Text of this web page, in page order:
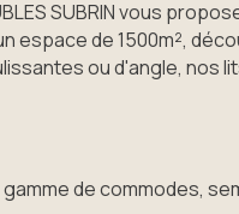
SUBRIN vous
espace de 1500m²,
ou d'angle, nos
de commodes,